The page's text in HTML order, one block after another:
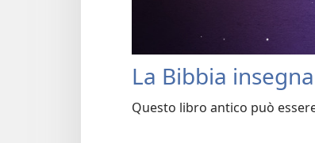
La Bibbia
Questo libro antico può